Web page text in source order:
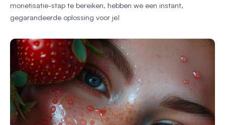
monetisatie-stap te bereiken, hebben we een instant,
gegarandeerde oplossing voor je!